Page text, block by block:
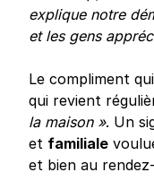
explique notre
et les gens
Le compliment
qui revient
la maison ». Un
et familiale
et bien au